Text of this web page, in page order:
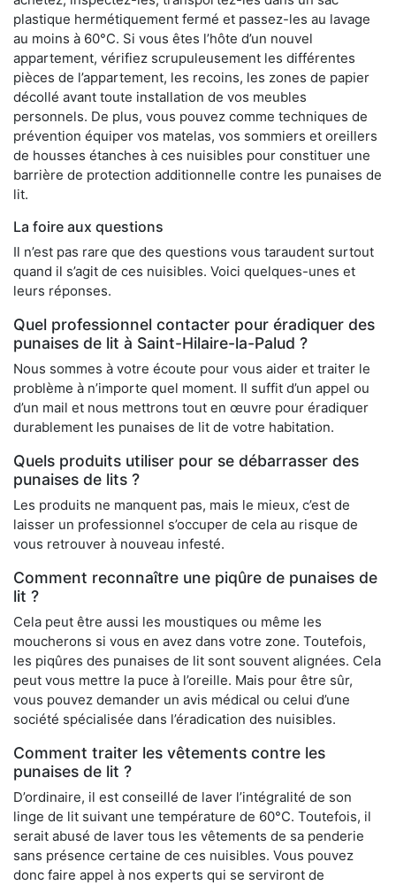
plastique hermétiquement fermé et passez-les au lavage
au moins à 60°C. Si vous êtes l’hôte d’un nouvel
appartement, vérifiez scrupuleusement les différentes
pièces de l’appartement, les recoins, les zones de papier
décollé avant toute installation de vos meubles
personnels. De plus, vous pouvez comme techniques de
prévention équiper vos matelas, vos sommiers et oreillers
de housses étanches à ces nuisibles pour constituer une
barrière de protection additionnelle contre les punaises de
lit.
La foire aux questions
Il n’est pas rare que des questions vous taraudent surtout
quand il s’agit de ces nuisibles. Voici quelques-unes et
leurs réponses.
Quel professionnel contacter pour éradiquer des
punaises de lit à Saint-Hilaire-la-Palud ?
Nous sommes à votre écoute pour vous aider et traiter le
problème à n’importe quel moment. Il suffit d’un appel ou
d’un mail et nous mettrons tout en œuvre pour éradiquer
durablement les punaises de lit de votre habitation.
Quels produits utiliser pour se débarrasser des
punaises de lits ?
Les produits ne manquent pas, mais le mieux, c’est de
laisser un professionnel s’occuper de cela au risque de
vous retrouver à nouveau infesté.
Comment reconnaître une piqûre de punaises de
lit ?
Cela peut être aussi les moustiques ou même les
moucherons si vous en avez dans votre zone. Toutefois,
les piqûres des punaises de lit sont souvent alignées. Cela
peut vous mettre la puce à l’oreille. Mais pour être sûr,
vous pouvez demander un avis médical ou celui d’une
société spécialisée dans l’éradication des nuisibles.
Comment traiter les vêtements contre les
punaises de lit ?
D’ordinaire, il est conseillé de laver l’intégralité de son
linge de lit suivant une température de 60°C. Toutefois, il
serait abusé de laver tous les vêtements de sa penderie
sans présence certaine de ces nuisibles. Vous pouvez
donc faire appel à nos experts qui se serviront de